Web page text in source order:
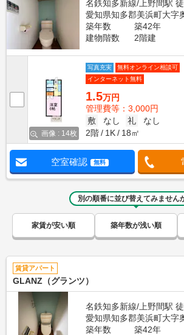
名鉄知多新線/上野間駅
愛知県知多郡美浜町大字
築年数
築42年
建物階数
2階建
画像 : 14枚
写真充実
無料オンライン相談可
インターネット無料
1.5万円
管理費等：3,000円
敷
なし 礼
なし
2階
1K 18㎡
空室確認 無料
別の順番に並び替えてみません
家賃が安い順 築年数が浅い順
賃貸アパート
GLANZ（グランツ）
名鉄知多新線/上野間駅
愛知県知多郡美浜町大字
築年数
築42年